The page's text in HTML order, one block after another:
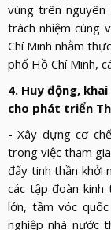
vùng trên nguyên
trách nhiệm cùng
Chí Minh nhằm
phố Hồ Chí Minh,
4. Huy động,
cho phát triển
- Xây dựng cơ
trong việc tham
đẩy tinh thần khởi
các tập đoàn
lớn, tầm vóc
nghiệp nhà nước